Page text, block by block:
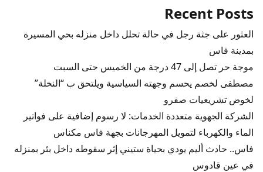
Recent Posts
العثور على جثة رجل في حالة تحلل داخل منزله بحي المسيرة
بمدينة فاس
موجة حر تصل إلى 47 درجة من الخميس حتى السبت
مصطفى لخصم يحسم وجهته السياسية ويلتحق ب “النخلة”
لخوض تشريعيات صفرو
الشركة الجهوية متعددة الخدمات: لا رسوم إضافية على فواتير
الماء والكهرباء لتمويل المهرجانات بجهة فاس مكناس
فاس.. حادث أليم يودي بحياة ستيني إثر سقوطه داخل بئر بمنزله
في عين قادوس